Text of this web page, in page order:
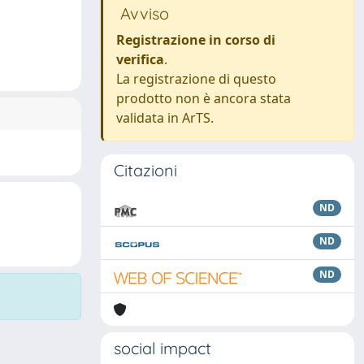
Avviso
Registrazione in corso di
verifica.
La registrazione di questo
prodotto non è ancora stata
validata in ArTS.
Citazioni
ND
ND
ND
social impact